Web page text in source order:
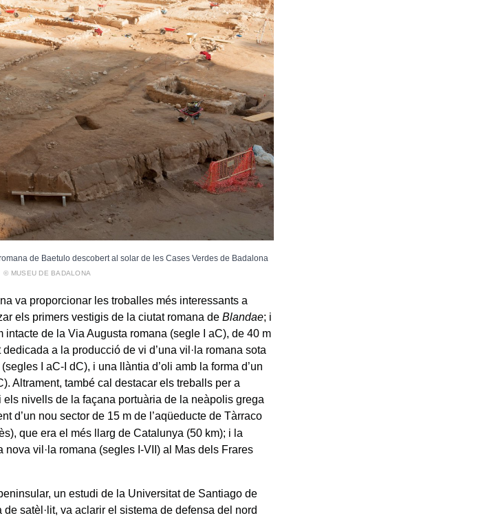
de Baetulo descobert al solar de les Cases Verdes de Badalona
© MUSEU DE BADALONA
va proporcionar les troballes més interessants a
els primers vestigis de la ciutat romana deBlandae; i
de la Via Augusta romana (segle I aC), de 40 m
a la producció de vi d’una vil·la romana sota
I aC-I dC), i una llàntia d’oli amb la forma d’un
Altrament, també cal destacar els treballs per a
nivells de la façana portuària de la neàpolis grega
d’un nou sector de 15 m de l’aqüeducte de Tàrraco
que era el més llarg de Catalunya (50 km); i la
nova vil·la romana (segles I-VII) al Mas dels Frares
un estudi de la Universitat de Santiago de
de satèl·lit, va aclarir el sistema de defensa del nord